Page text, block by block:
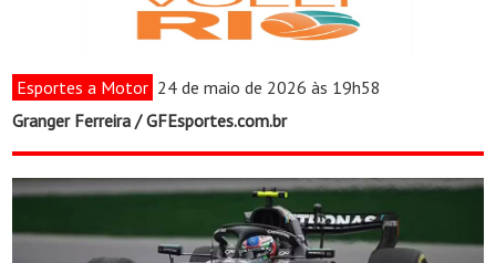
Esportes a Motor 24 de maio de 2026 às 19h58
Granger Ferreira / GFEsportes.com.br